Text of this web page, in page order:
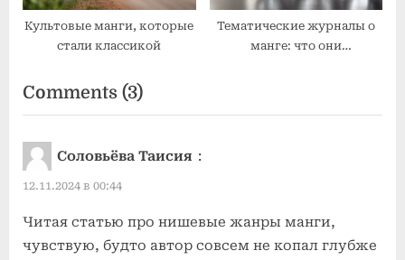
Культовые манги, которые
стали классикой
Тематические журналы о
манге: что они
Comments (3)on
“Нишевые
их
читатели”
Соловьёва Таисия :
12.11.2024 в 00:44
Читая статью про нишевые жанры манги,
чувствую, будто автор совсем не копал глубже